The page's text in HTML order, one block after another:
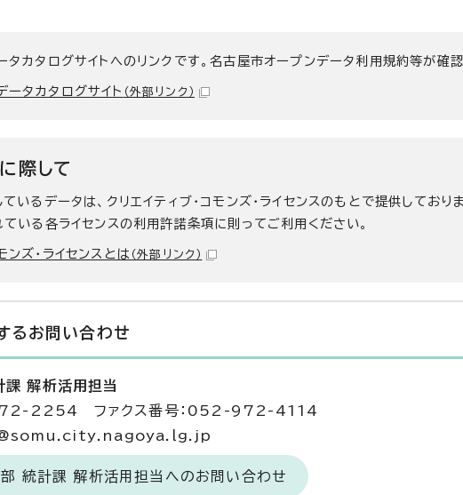
カタログサイトへのリンクです。名古屋市オープンデータ利用規約等が確認
ータカタログサイト （外部リンク）
際して
いるデータは、クリエイティブ・コモンズ・ライセンスのもとで提供しており
いる各ライセンスの利用許諾条項に則ってご利用ください。
ンズ・ライセンスとは （外部リンク）
る お問い合わせ
解析活用担当
2254 ファクス番号：052-972-4114
統計課 解析活用担当へのお問い合わせ